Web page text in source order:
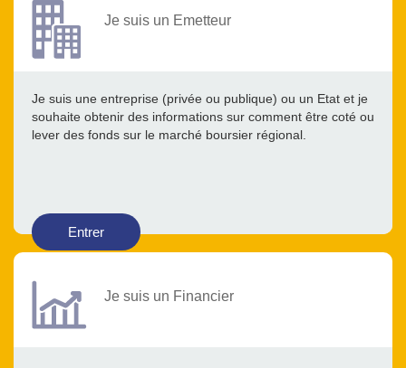
Je suis un Emetteur
Je suis une entreprise (privée ou publique) ou un Etat et je
souhaite obtenir des informations sur comment être coté ou
lever des fonds sur le marché boursier régional.
Entrer
Je suis un Financier